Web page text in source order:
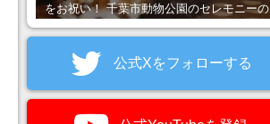
をお祝い！ 千葉市動物公園のセレモニーの
公式Xをフォローする